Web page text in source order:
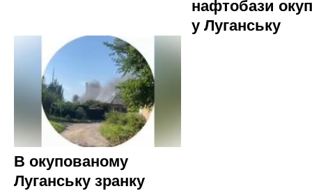
нафтобази
у Луганську
В окупованому
Луганську зранку